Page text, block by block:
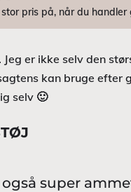
pris på, når du
er ikke selv den
kan bruge efter
selv 🙂
super